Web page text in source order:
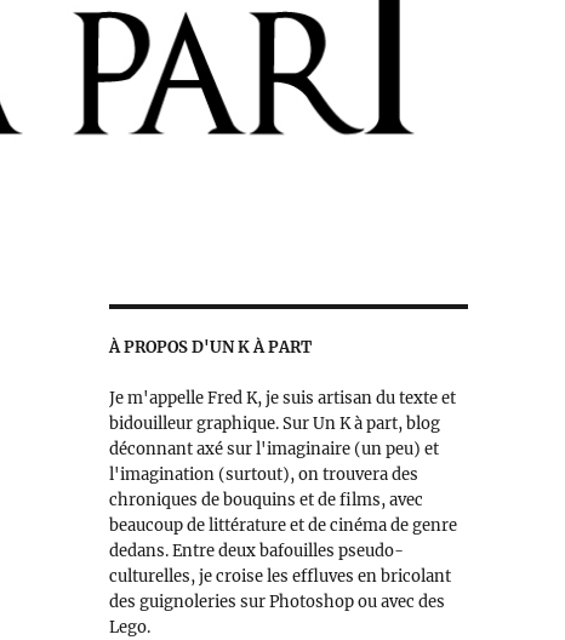
À PROPOS D'UN K À PART
Je m'appelle Fred K, je suis artisan du texte et
bidouilleur graphique. Sur Un K à part, blog
déconnant axé sur l'imaginaire (un peu) et
l'imagination (surtout), on trouvera des
chroniques de bouquins et de films, avec
beaucoup de littérature et de cinéma de genre
dedans. Entre deux bafouilles pseudo-
culturelles, je croise les effluves en bricolant
des guignoleries sur Photoshop ou avec des
Lego.